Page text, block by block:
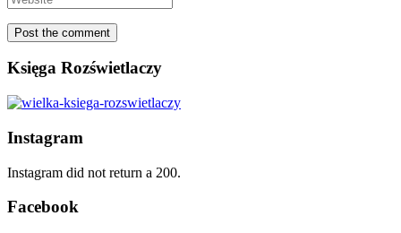
Księga Rozświetlaczy
Instagram
Instagram did not return a 200.
Facebook